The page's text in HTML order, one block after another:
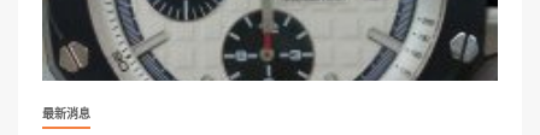
最新消息